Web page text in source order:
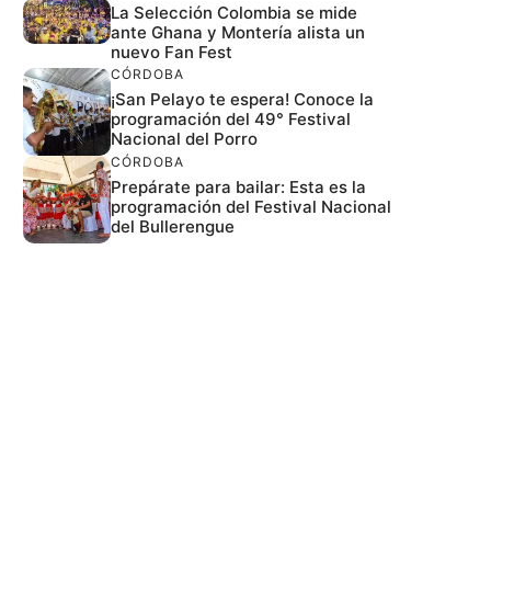
La Selección Colombia se mide
ante Ghana y Montería alista un
nuevo Fan Fest
CÓRDOBA
¡San Pelayo te espera! Conoce la
programación del 49° Festival
Nacional del Porro
CÓRDOBA
Prepárate para bailar: Esta es la
programación del Festival Nacional
del Bullerengue